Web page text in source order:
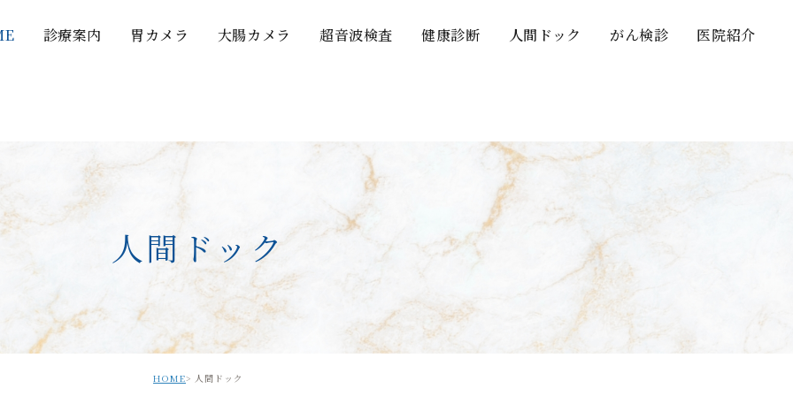
診療案内 胃カメラ 大腸カメラ 超音波検査 健康診断 人間ドック がん検診 医院紹介
人間ドック
HOME 人間ドック